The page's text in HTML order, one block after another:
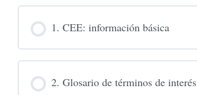
1. CEE: información básica
2. Glosario de términos de interés